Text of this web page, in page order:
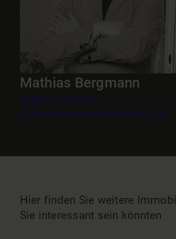
Mathias Bergmann
00491723011079
mathias.bergmann@wuestenrot.de
Hier finden Sie weitere
Sie interessant sein könnten